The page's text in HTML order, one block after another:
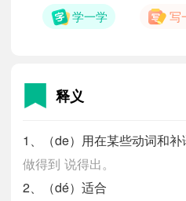
学一学 写
释义
1、（de）用在某些动词和
做得到 说得出。
2、（dé）适合